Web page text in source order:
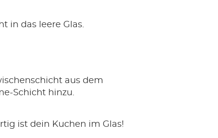
in das leere Glas.
aus dem
Schicht hinzu.
ist dein Kuchen im Glas!